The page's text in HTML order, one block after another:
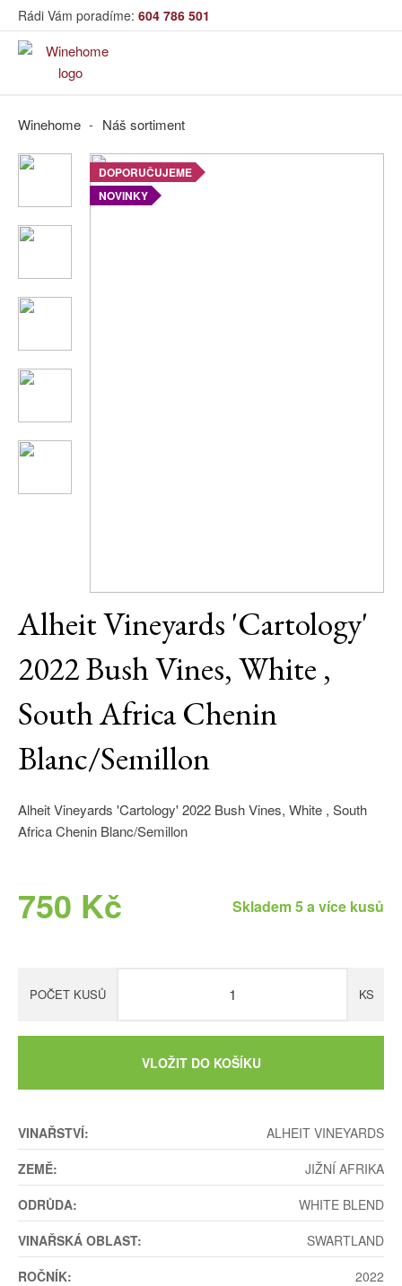
Rádi Vám poradíme: 604 786 501
Víno
Bílé
Bag in Box
Moravský výběr
Dárkové sety
Degustační sety
Winehome Náš sortiment
DOPORUČUJEME
NOVINKY
Alheit Vineyards 'Cartology'
2022 Bush Vines, White ,
South Africa Chenin
Blanc/Semillon
Alheit Vineyards 'Cartology' 2022 Bush Vines, White , South
Africa Chenin Blanc/Semillon
750 Kč Skladem 5 a více kusů
POČET KUSŮ KS
VLOŽIT DO KOŠÍKU
VINAŘSTVÍ:
ALHEIT VINEYARDS
ZEMĚ:
JIŽNÍ AFRIKA
ODRŮDA:
WHITE BLEND
VINAŘSKÁ OBLAST:
SWARTLAND
ROČNÍK:
2022